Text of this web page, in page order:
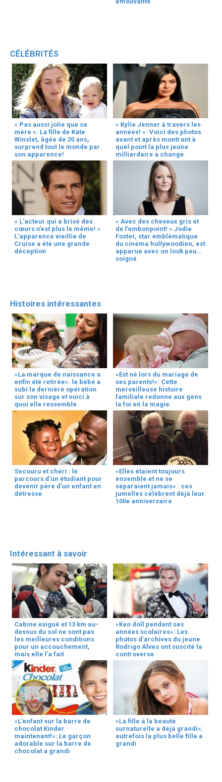
CÉLÉBRITÉS
« Pas aussi jolie que sa
mère ». La fille de Kate
Winslet, âgée de 20 ans,
surprend tout le monde par
son apparence!
« Kylie Jenner à travers les
années! »: Voici des photos
avant et après montrant à
quel point la plus jeune
milliardaire a changé
« L’acteur qui a brisé des
cœurs n’est plus le même! »
L’apparence vieillie de
Cruise a été une grande
déception
« Avec des cheveux gris et
de l’embonpoint! » Jodie
Foster, star emblématique
du cinéma hollywoodien, est
apparue avec un look peu
soigné
Histoires intéressantes
«La marque de naissance a
enfin été retirée»: le bébé a
subi la dernière opération
sur son visage et voici à
quoi elle ressemble
«Est né lors du mariage de
ses parents!»: Cette
merveilleuse histoire
familiale redonne aux gens
la foi en la magie
Secouru et chéri : le
parcours d’un étudiant pour
devenir père d’un enfant en
détresse
«Elles étaient toujours
ensemble et ne se
séparaient jamais» : ces
jumelles célèbrent déjà leur
100e anniversaire
Intéressant à savoir
Cabine exiguë et 13 km au-
dessus du sol ne sont pas
les meilleures conditions
pour un accouchement,
mais elle l’a fait
«Ken doll pendant ses
années scolaires»: Les
photos d’archives du jeune
Rodrigo Alves ont suscité la
controverse
«L’enfant sur la barre de
chocolat Kinder
maintenant!»: Le garçon
adorable sur la barre de
chocolat a grandi
«La fille à la beauté
surnaturelle a déjà grandi»:
autrefois la plus belle fille a
grandi